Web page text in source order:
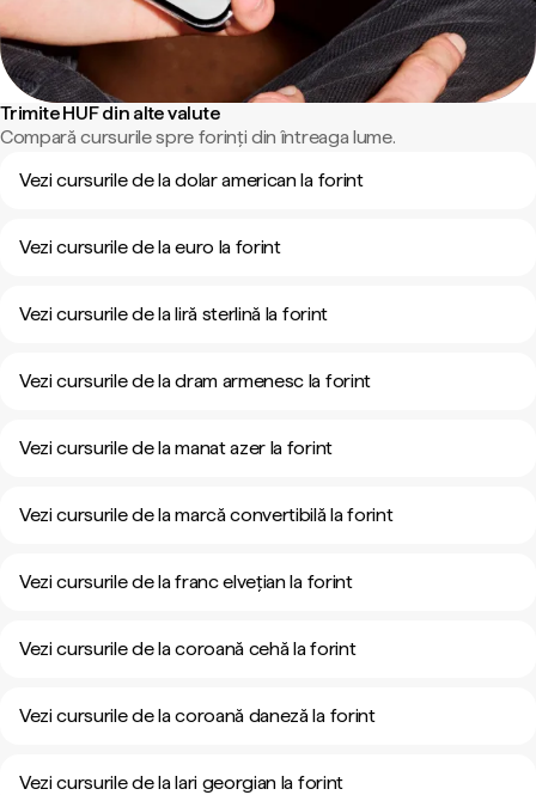
Trimite HUF din alte valute
Compară cursurile spre forinți din întreaga lume.
Vezi cursurile de la dolar american la forint
Vezi cursurile de la euro la forint
Vezi cursurile de la liră sterlină la forint
Vezi cursurile de la dram armenesc la forint
Vezi cursurile de la manat azer la forint
Vezi cursurile de la marcă convertibilă la forint
Vezi cursurile de la franc elvețian la forint
Vezi cursurile de la coroană cehă la forint
Vezi cursurile de la coroană daneză la forint
Vezi cursurile de la lari georgian la forint